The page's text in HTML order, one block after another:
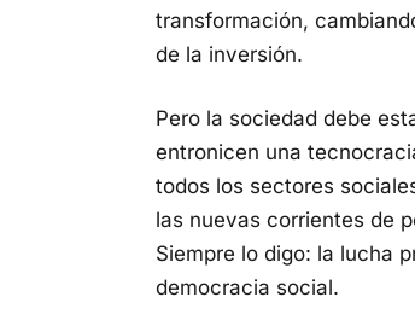
transformación,
de la inversión.
Pero la sociedad debe
entronicen una
todos los sectores
las nuevas corrientes de
Siempre lo digo: la lucha
democracia social.